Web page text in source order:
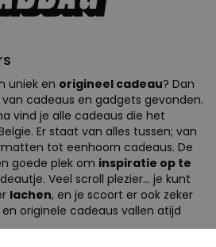
uniek en origineel cadeau? Dan
cadeaus en gadgets gevonden.
vind je alle cadeaus die het
Er staat van alles tussen; van
tot eenhoorn cadeaus. De
goede plek om inspiratie op te
Veel scroll plezier... je kunt
lachen, en je scoort er ook zeker
originele cadeaus vallen atijd